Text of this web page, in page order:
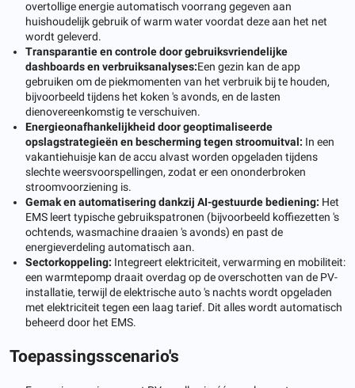
overtollige energie automatisch voorrang gegeven aan
huishoudelijk gebruik of warm water voordat deze aan het net
wordt geleverd.
Transparantie en controle door gebruiksvriendelijke
dashboards en verbruiksanalyses:Een gezin kan de app
gebruiken om de piekmomenten van het verbruik bij te houden,
bijvoorbeeld tijdens het koken 's avonds, en de lasten
dienovereenkomstig te verschuiven.
Energieonafhankelijkheid door geoptimaliseerde
opslagstrategieën en bescherming tegen stroomuitval: In een
vakantiehuisje kan de accu alvast worden opgeladen tijdens
slechte weersvoorspellingen, zodat er een ononderbroken
stroomvoorziening is.
Gemak en automatisering dankzij AI-gestuurde bediening: Het
EMS leert typische gebruikspatronen (bijvoorbeeld koffiezetten 's
ochtends, wasmachine draaien 's avonds) en past de
energieverdeling automatisch aan.
Sectorkoppeling: Integreert elektriciteit, verwarming en mobiliteit:
een warmtepomp draait overdag op de overschotten van de PV-
installatie, terwijl de elektrische auto 's nachts wordt opgeladen
met elektriciteit tegen een laag tarief. Dit alles wordt automatisch
beheerd door het EMS.
Toepassingsscenario's